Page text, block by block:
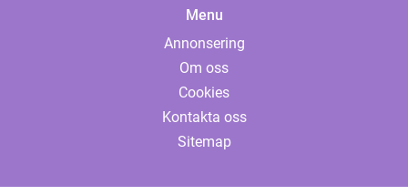
Menu
Annonsering
Om oss
Cookies
Kontakta oss
Sitemap